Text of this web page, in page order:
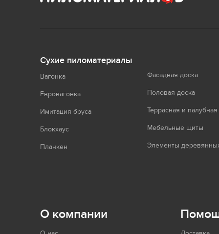
Сухие пиломатериалы
Вагонка
Евровагонка
Имитация бруса
Блокхаус
Планкен
Фасадная доска
Половая доска
Террасная и палубная
Мебельные щиты
Элементы
О компании